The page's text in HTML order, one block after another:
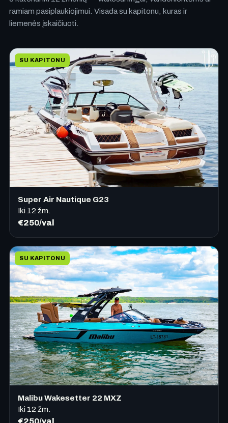
ramiam pasiplaukiojimui. Visada su kapitonu, kuras ir
liemenės įskaičiuoti.
SU KAPITONU
Super Air Nautique G23
Iki 12 žm.
€250/val
SU KAPITONU
Malibu Wakesetter 22 MXZ
Iki 12 žm.